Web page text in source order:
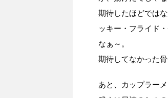
期待したほどでは
ッキー・フライド
なぁ～。
期待してなかった
あと、カップラーメ